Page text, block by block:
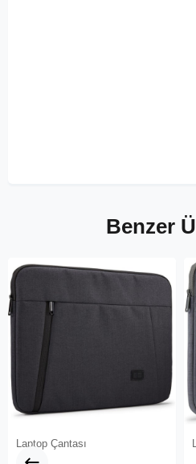
Benzer
Laptop Çantası